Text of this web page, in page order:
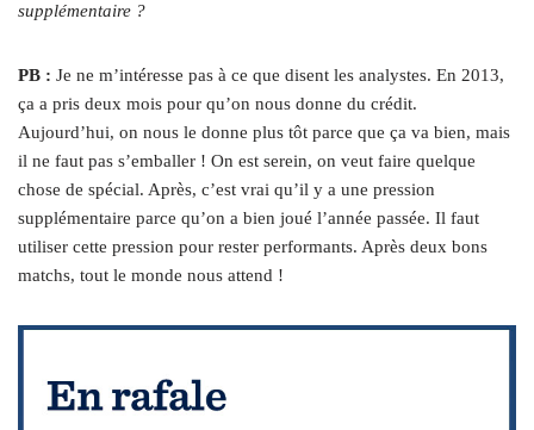
supplémentaire ?
PB : Je ne m’intéresse pas à ce que disent les analystes. En 2013,
ça a pris deux mois pour qu’on nous donne du crédit.
Aujourd’hui, on nous le donne plus tôt parce que ça va bien, mais
il ne faut pas s’emballer ! On est serein, on veut faire quelque
chose de spécial. Après, c’est vrai qu’il y a une pression
supplémentaire parce qu’on a bien joué l’année passée. Il faut
utiliser cette pression pour rester performants. Après deux bons
matchs, tout le monde nous attend !